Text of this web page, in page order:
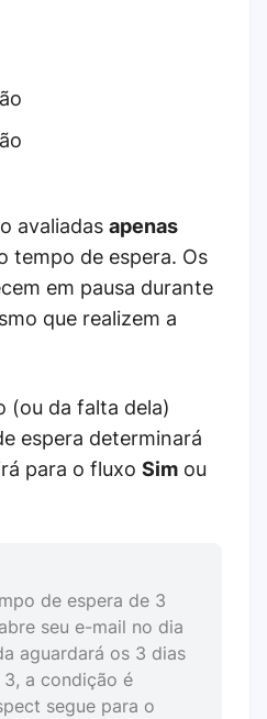
avaliadas apenas
tempo de espera. Os
em pausa durante
que realizem a
(ou da falta dela)
espera determinará
para o fluxo Sim ou
de espera de 3
seu e-mail no dia
aguardará os 3 dias
a condição é
segue para o